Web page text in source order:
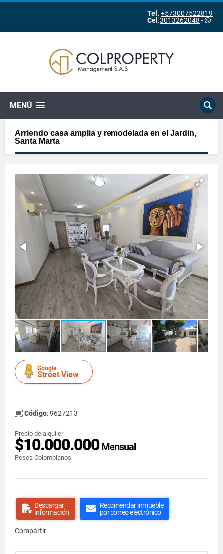
Tel. +573007522819
Cel.3013262048 -
MENÚ
Arriendo casa amplia y remodelada en el Jardin,
Santa Marta
Google
Street View
Código: 9627213
Precio de alquiler
$10.000.000Mensual
Pesos Colombianos
Descargar
información
Recomendar inmueble
por correo electrónico
Compartir